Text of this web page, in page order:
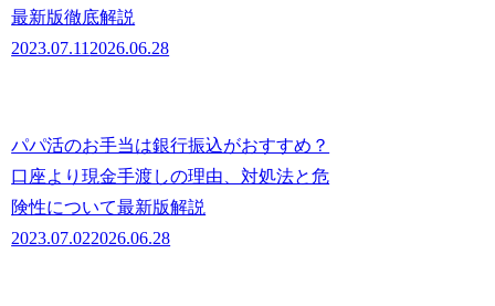
最新版徹底解説
2023.07.11 2026.06.28
パパ活のお手当は銀行振込がおすすめ？
口座より現金手渡しの理由、対処法と危
険性について最新版解説
2023.07.022026.06.28